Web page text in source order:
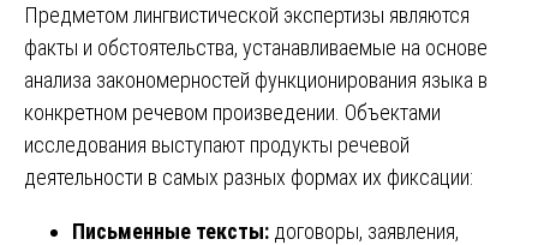
Предметом лингвистической экспертизы являются
факты и обстоятельства, устанавливаемые на основе
анализа закономерностей функционирования языка в
конкретном речевом произведении. Объектами
исследования выступают продукты речевой
деятельности в самых разных формах их фиксации:
Письменные тексты: договоры, заявления,